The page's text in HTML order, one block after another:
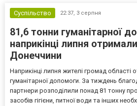
Суспільство 22:37, 3 серпня
81,6 тонни гуманітарної
наприкінці липня
Донеччини
Наприкінці липня жителі громад області
гуманітарної допомоги. За тиждень
партнери розподілили понад 81 тонну
засобів гігієни, питної води та інших